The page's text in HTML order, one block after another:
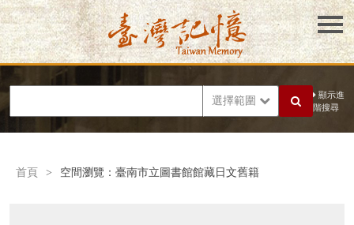
選擇範圍
顯示進
階搜尋
首頁 > 空間瀏覽：臺南市立圖書館館藏日文舊籍